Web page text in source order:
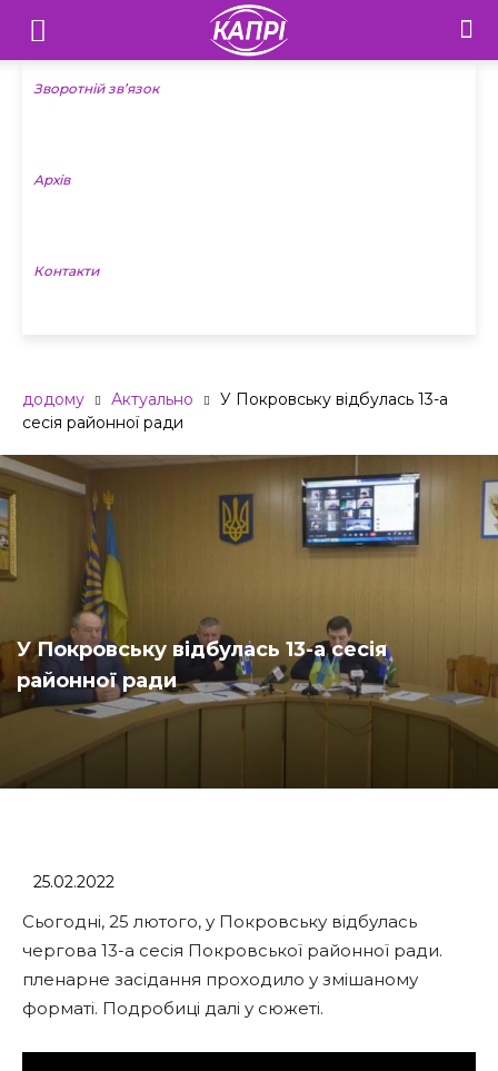
Телебачення
«Капрі»
Новини
Зворотній зв’язок
Архів
Контакти
додому Актуально
У Покровську відбулась 13-а
сесія районної ради
У Покровську відбулась 13-а сесія
районної ради
25.02.2022
Сьогодні, 25 лютого, у Покровську відбулась
чергова 13-а сесія Покровської районної ради.
пленарне засідання проходило у змішаному
форматі. Подробиці далі у сюжеті.